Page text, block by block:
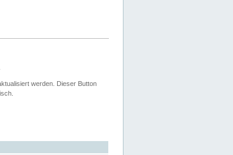
werden. Dieser Button